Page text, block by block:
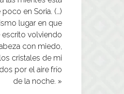
en Soria. (…)
lugar en que
escrito volviendo
con miedo,
cristales de mi
por el aire frío
de la noche. »